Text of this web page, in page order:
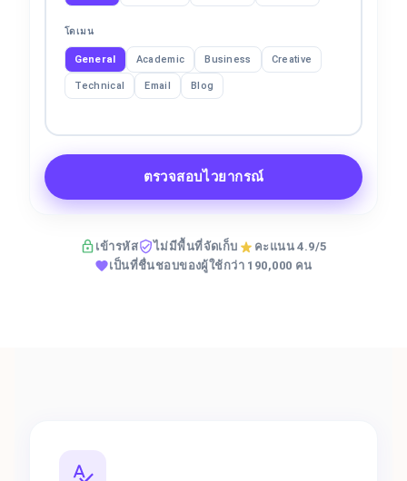
โดเมน
General Academic Business Creative
Technical Email Blog
ตรวจสอบไวยากรณ์
เข้ารหัส ไม่มีพื้นที่จัดเก็บ
คะแนน 4.9/5
เป็นที่ชื่นชอบของผู้ใช้กว่า 190,000 คน